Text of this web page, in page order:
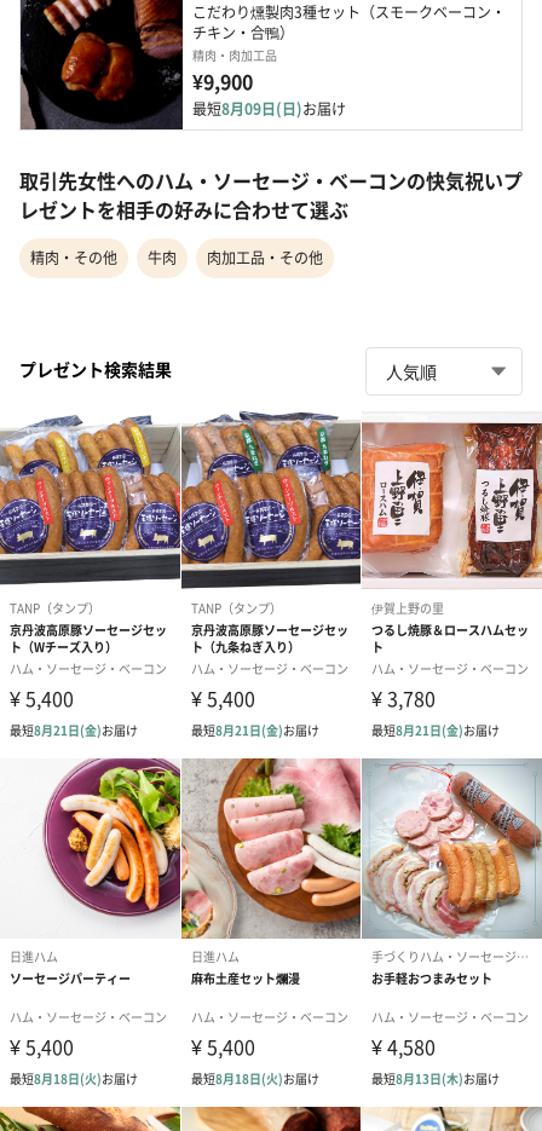
こだわり燻製肉3種セット（スモークベーコン・
チキン・合鴨）
精肉・肉加工品
¥9,900
最短8月09日(日)お届け
取引先女性へのハム・ソーセージ・ベーコンの快気祝いプ
レゼントを相手の好みに合わせて選ぶ
精肉・その他 牛肉 肉加工品・その他
プレゼント検索結果